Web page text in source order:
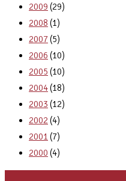
2009 (29)
2008 (1)
2007(5)
2006 (10)
2005 (10)
2004(18)
2003 (12)
2002 (4)
2001 (7)
2000 (4)